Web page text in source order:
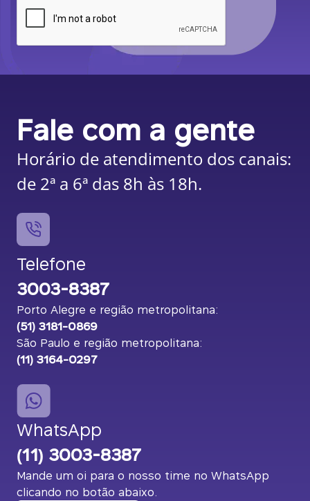
Fale com a gente
Horário de atendimento dos canais:
de 2ª a 6ª das 8h às 18h.
Telefone
3003-8387
Porto Alegre e região metropolitana:
(51) 3181-0869
São Paulo e região metropolitana:
(11) 3164-0297
WhatsApp
(11) 3003-8387
Mande um oi para o nosso time no WhatsApp
clicando no botão abaixo.